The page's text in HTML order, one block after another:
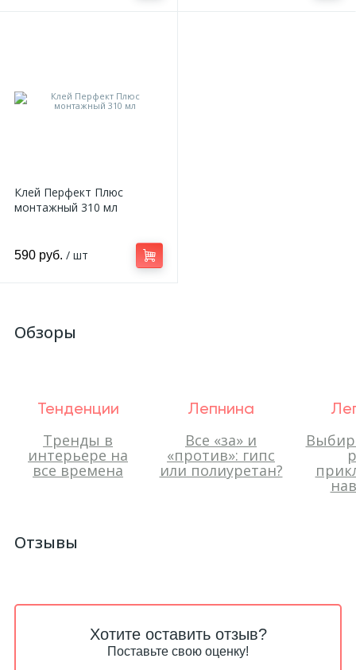
Клей Перфект Плюс
монтажный 310 мл
590 руб. / шт
Обзоры
Тенденции
Тренды в
интерьере на
все времена
Лепнина
Все «за» и
«против»: гипс
или полиуретан?
Отзывы
Хотите оставить отзыв?
Поставьте свою оценку!